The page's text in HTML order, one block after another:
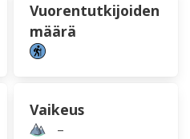
Vuorentutkijoiden
määrä
Vaikeus
–